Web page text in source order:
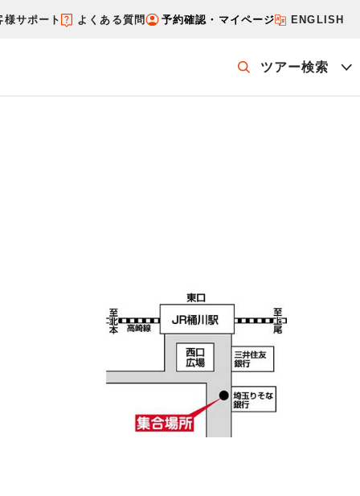
様サポート よくある質問 予約確認・マイページ ENGLISH
ツアー検索